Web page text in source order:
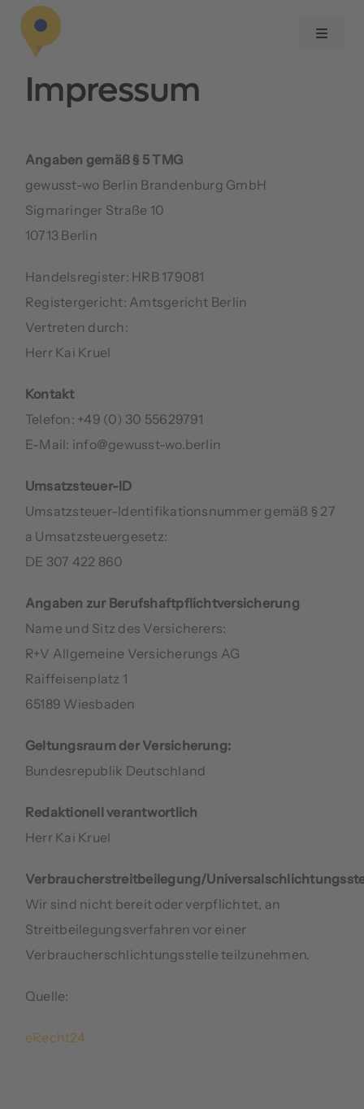
Zum
Inhalt
springen
Toggle
Über uns
Impressum
Angaben gemäß § 5 TMG
gewusst-wo Berlin Brandenburg GmbH
Sigmaringer Straße 10
10713 Berlin
Handelsregister: HRB 179081
Registergericht: Amtsgericht Berlin
Vertreten durch:
Herr Kai Kruel
Kontakt
Telefon: +49 (0) 30 55629791
E-Mail: info@gewusst-wo.berlin
Umsatzsteuer-ID
Umsatzsteuer-Identifikationsnummer gemäß § 27
a Umsatzsteuergesetz:
DE 307 422 860
Angaben zur Berufshaftpflichtversicherung
Name und Sitz des Versicherers:
R+V Allgemeine Versicherungs AG
Raiffeisenplatz 1
65189 Wiesbaden
Geltungsraum der Versicherung:
Bundesrepublik Deutschland
Redaktionell verantwortlich
Herr Kai Kruel
Verbraucherstreitbeilegung/
Wir sind nicht bereit oder verpflichtet, an
Streitbeilegungsverfahren vor einer
Verbraucherschlichtungsstelle teilzunehmen.
Quelle:
eRecht24